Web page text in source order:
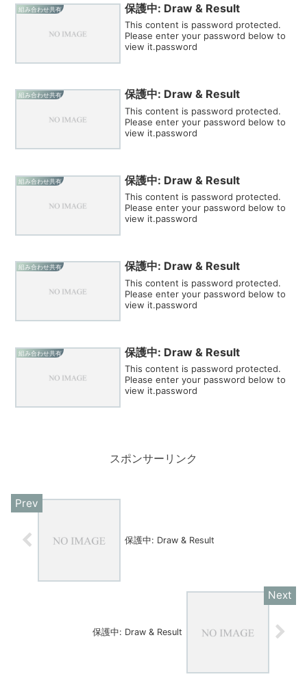
組み合わせ共有 保護中: Draw & Result
This content is password protected.
Please enter your password below to
view it.password
組み合わせ共有 保護中: Draw & Result
This content is password protected.
Please enter your password below to
view it.password
組み合わせ共有 保護中: Draw & Result
This content is password protected.
Please enter your password below to
view it.password
組み合わせ共有 保護中: Draw & Result
This content is password protected.
Please enter your password below to
view it.password
組み合わせ共有 保護中: Draw & Result
This content is password protected.
Please enter your password below to
view it.password
スポンサーリンク
保護中: Draw & Result
保護中: Draw & Result